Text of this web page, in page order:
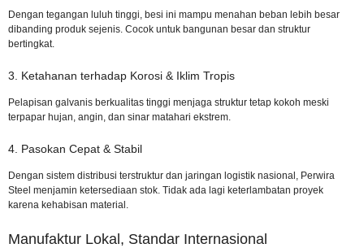
Dengan tegangan luluh tinggi, besi ini mampu menahan beban lebih besar
dibanding produk sejenis. Cocok untuk bangunan besar dan struktur
bertingkat.
3. Ketahanan terhadap Korosi & Iklim Tropis
Pelapisan galvanis berkualitas tinggi menjaga struktur tetap kokoh meski
terpapar hujan, angin, dan sinar matahari ekstrem.
4. Pasokan Cepat & Stabil
Dengan sistem distribusi terstruktur dan jaringan logistik nasional, Perwira
Steel menjamin ketersediaan stok. Tidak ada lagi keterlambatan proyek
karena kehabisan material.
Manufaktur Lokal, Standar Internasional